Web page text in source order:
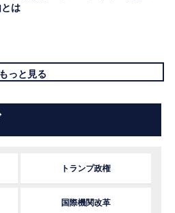
は
もっと見る
トランプ政権
国際機関改革